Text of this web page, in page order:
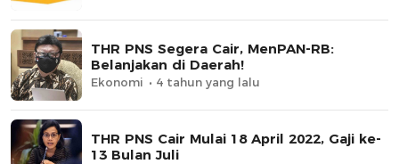
THR PNS Segera Cair, MenPAN-RB:
Belanjakan di Daerah!
Ekonomi 4 tahun yang lalu
THR PNS Cair Mulai 18 April 2022, Gaji ke-
13 Bulan Juli